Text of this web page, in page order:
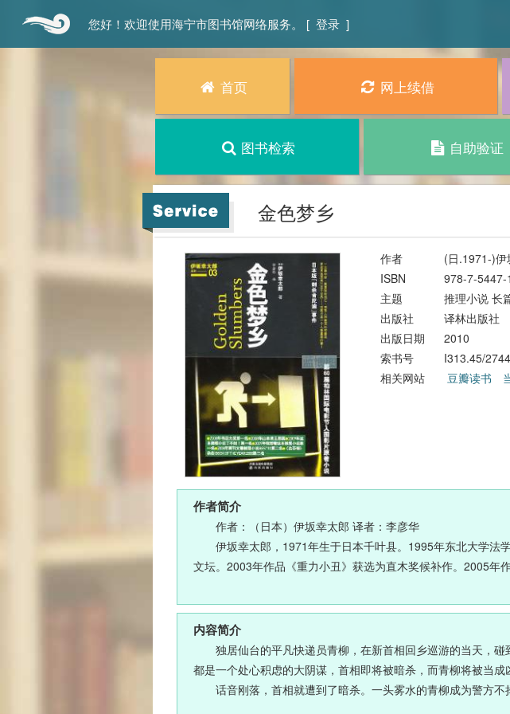
您好！欢迎使用海宁市图书馆网络服务。 [ 登录 ]
首页 网上续借
图书检索 自助验证
金色梦乡
作者
(日.1971-)
ISBN
978-7-5447-
主题
推理小说 长
出版社
译林出版社
出版日期
2010
索书号
I313.45/2744
相关网站
豆瓣读书
作者简介
作者：（日本）伊坂幸太郎 译者：李彦华
伊坂幸太郎，1971年生于日本千叶县。1995年东北大学法
文坛。2003年作品《重力小丑》获选为直木奖候补作。2005年
2008年作品《金色梦乡》荣获2008年日本书店大奖。本
知识广博，文风独具一格，是日本文坛近年来备受瞩目的天才作
内容简介
独居仙台的平凡快递员青柳，在新首相回乡巡游的当天，
都是一个处心积虑的大阴谋，首相即将被暗杀，而青柳将被当成
话音刚落，首相就遭到了暗杀。一头雾水的青柳成为警方